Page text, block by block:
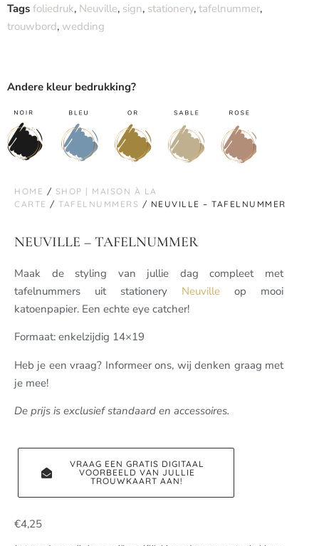
Tags foliedruk, Neuville, sign, stationery, tafelnummer,
trouwbord, wedding
Andere kleur bedrukking?
HOME / SHOP | MAISON À LA
CARTE / TAFELNUMMERS / NEUVILLE – TAFELNUMMER
NEUVILLE – TAFELNUMMER
Maak de styling van jullie dag compleet met
tafelnummers uit stationery Neuville op mooi
katoenpapier. Een echte eye catcher!
Formaat: enkelzijdig 14×19
Heb je een vraag? Informeer ons, wij denken graag met
je mee!
De prijs is exclusief standaard en accessoires.
VRAAG EEN GRATIS DIGITAAL
VOORBEELD VAN JULLIE
TROUWKAART AAN!
€4,25